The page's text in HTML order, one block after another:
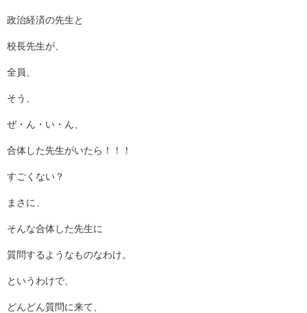
政治経済の先生と
校長先生が、
全員、
そう、
ぜ・ん・い・ん、
合体した先生がいたら！！！
すごくない？
まさに、
そんな合体した先生に
質問するようなものなわけ。
というわけで、
どんどん質問に来て、